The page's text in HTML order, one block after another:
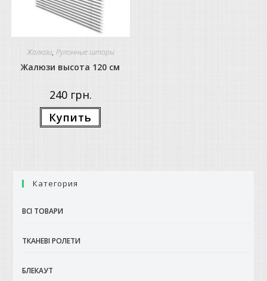
Жалюзи, Рулонные шторы
Жалюзи высота 120 см
240 грн.
Купить
Цей
має
Категория
ВСІ ТОВАРИ
ТКАНЕВІ РОЛЕТИ
БЛЕКАУТ